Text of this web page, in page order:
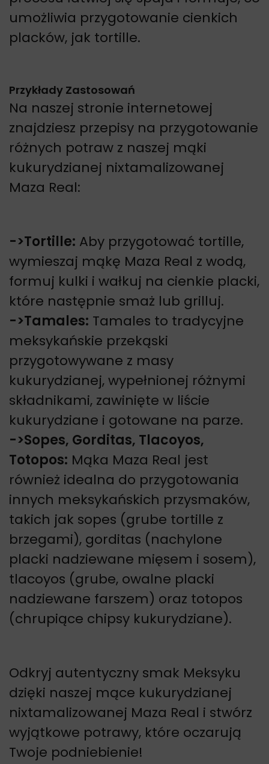
umożliwia przygotowanie cienkich
placków, jak tortille.
Przykłady Zastosowań
Na naszej stronie internetowej
znajdziesz przepisy na przygotowanie
różnych potraw z naszej mąki
kukurydzianej nixtamalizowanej
Maza Real:
->Tortille: Aby przygotować tortille,
wymieszaj mąkę Maza Real z wodą,
formuj kulki i wałkuj na cienkie placki,
które następnie smaż lub grilluj.
->Tamales: Tamales to tradycyjne
meksykańskie przekąski
przygotowywane z masy
kukurydzianej, wypełnionej różnymi
składnikami, zawinięte w liście
kukurydziane i gotowane na parze.
->Sopes, Gorditas, Tlacoyos,
Totopos: Mąka Maza Real jest
również idealna do przygotowania
innych meksykańskich przysmaków,
takich jak sopes (grube tortille z
brzegami), gorditas (nachylone
placki nadziewane mięsem i sosem),
tlacoyos (grube, owalne placki
nadziewane farszem) oraz totopos
(chrupiące chipsy kukurydziane).
Odkryj autentyczny smak Meksyku
dzięki naszej mące kukurydzianej
nixtamalizowanej Maza Real i stwórz
wyjątkowe potrawy, które oczarują
Twoje podniebienie!